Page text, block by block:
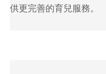
供更完善的育兒服務。